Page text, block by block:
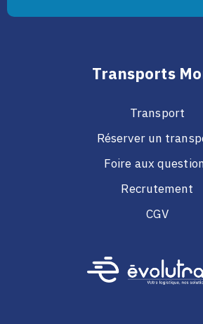
Transports
Transport
Réserver un
Foire aux
Recrutement
CGV